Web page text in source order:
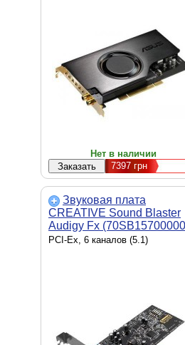
Нет в наличии
7397 грн
Звуковая плата
CREATIVE Sound Blaster
Audigy Fx
PCI-Ex, 6 каналов (5.1)